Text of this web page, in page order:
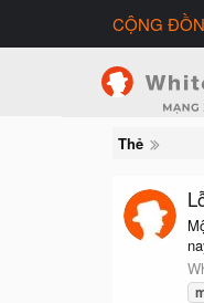
CỘNG
Thẻ